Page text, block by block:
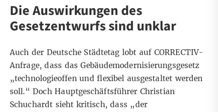
Die Auswirkungen des
Gesetzentwurfs sind unklar
Auch der Deutsche Städtetag lobt auf CORRECTIV-
Anfrage, dass das Gebäudemodernisierungsgesetz
„technologieoffen und flexibel ausgestaltet werden
soll.“ Doch Hauptgeschäftsführer Christian
Schuchardt sieht kritisch, dass „der